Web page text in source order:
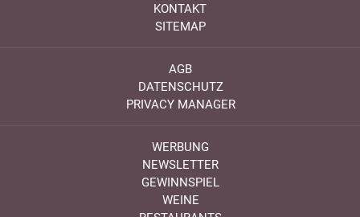
KONTAKT
SITEMAP
AGB
DATENSCHUTZ
PRIVACY MANAGER
WERBUNG
NEWSLETTER
GEWINNSPIEL
WEINE